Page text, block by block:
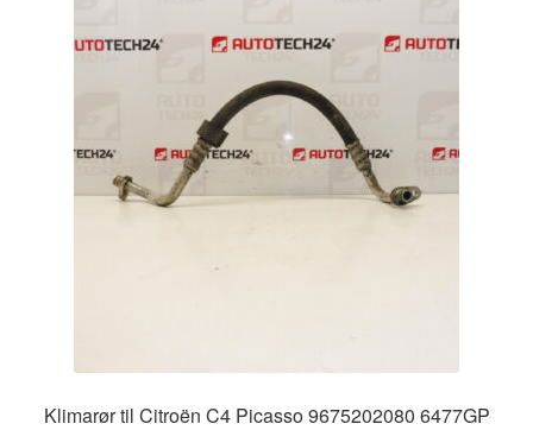
Klimarør til Citroën C4 Picasso 9675202080 6477GP